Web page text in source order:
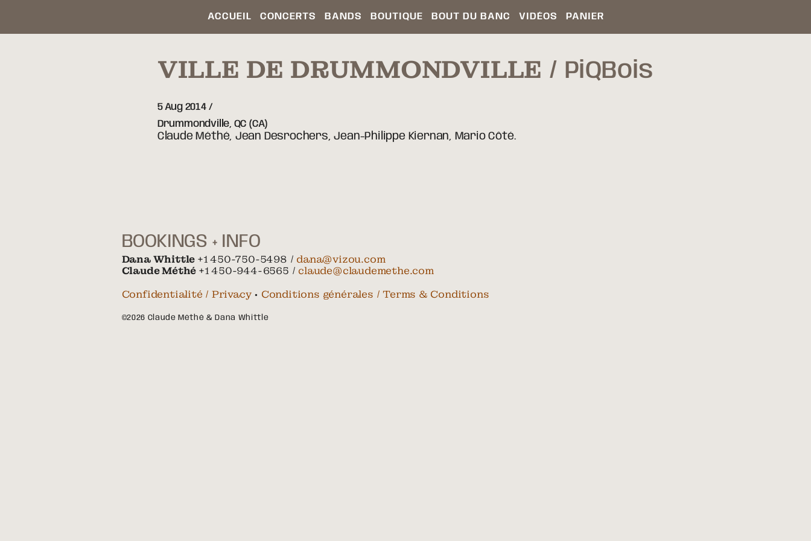
ACCUEIL CONCERTS BANDS BOUTIQUE BOUT DU BANC VIDÉOS PANIER
VILLE DE DRUMMONDVILLE PiQBois
5 Aug 2014
Drummondville, QC (CA)
Claude Méthé, Jean Desrochers, Jean-Philippe Kiernan, Mario Côté.
BOOKINGS + INFO
Dana Whittle +1 450-750-5498 / dana@vizou.com
Claude Méthé +1 450-944-6565 / claude@claudemethe.com
Confidentialité / Privacy• Conditions générales / Terms & Conditions
©2026 Claude Méthé & Dana Whittle